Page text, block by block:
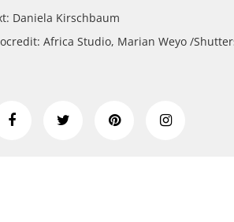
Daniela Kirschbaum
Africa Studio, Marian Weyo /